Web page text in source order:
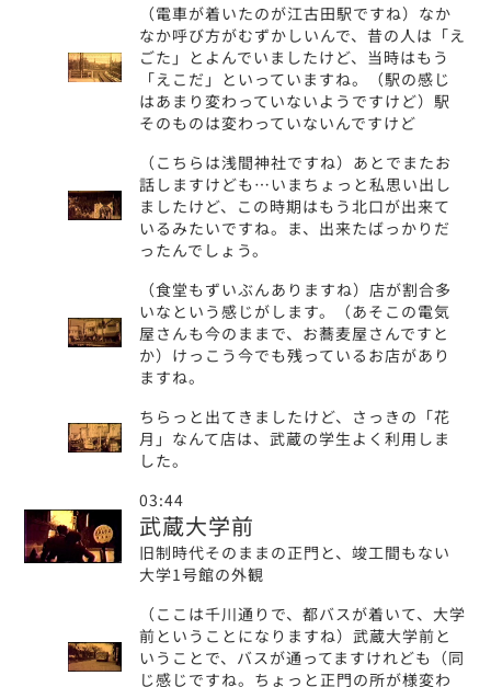
（電車が着いたのが江古田駅ですね）なか
なか呼び方がむずかしいんで、昔の人は「え
ごた」とよんでいましたけど、当時はもう
「えこだ」といっていますね。（駅の感じ
はあまり変わっていないようですけど）駅
そのものは変わっていないんですけど
（こちらは浅間神社ですね）あとでまたお
話しますけども…いまちょっと私思い出し
ましたけど、この時期はもう北口が出来て
いるみたいですね。ま、出来たばっかりだ
ったんでしょう。
（食堂もずいぶんありますね）店が割合多
いなという感じがします。（あそこの電気
屋さんも今のままで、お蕎麦屋さんですと
か）けっこう今でも残っているお店があり
ますね。
ちらっと出てきましたけど、さっきの「花
月」なんて店は、武蔵の学生よく利用しま
した。
03:44
武蔵大学前
旧制時代そのままの正門と、竣工間もない
大学1号館の外観
（ここは千川通りで、都バスが着いて、大学
前ということになりますね）武蔵大学前と
いうことで、バスが通ってますけれども（同
じ感じですね。ちょっと正門の所が様変わ